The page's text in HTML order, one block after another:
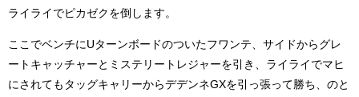
ライライでピカゼクを倒します。
ここでベンチにUターンボードのついたフワンテ、サイドからグレ
ートキャッチャーとミステリートレジャーを引き、ライライでマヒ
にされてもタッグキャリーからデデンネGXを引っ張って勝ち、のと